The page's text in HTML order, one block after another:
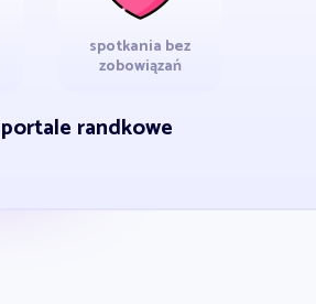
spotkania bez
zobowiązań
randkowe